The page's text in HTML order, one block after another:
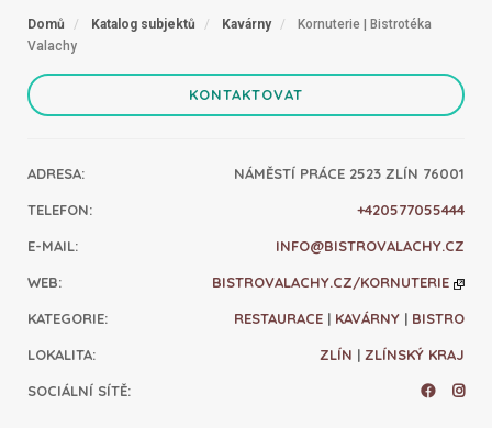
Domů Katalog subjektů Kavárny
Kornuterie | Bistrotéka
Valachy
KONTAKTOVAT
ADRESA: NÁMĚSTÍ PRÁCE 2523 ZLÍN 76001
TELEFON: +420577055444
E-MAIL: INFO@BISTROVALACHY.CZ
WEB: BISTROVALACHY.CZ/KORNUTERIE
KATEGORIE: RESTAURACE | KAVÁRNY | BISTRO
LOKALITA: ZLÍN | ZLÍNSKÝ KRAJ
SOCIÁLNÍ SÍTĚ: